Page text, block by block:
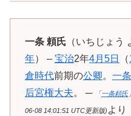
一条 頼氏 （いちじょう
年） – 宝治2年4月5日 （
倉時代前期の公卿。 一
后宮権大夫。 ─ 「 一条頼氏
06-08 14:01:51 UTC更新版) より